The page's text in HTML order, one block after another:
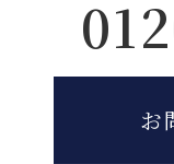
お